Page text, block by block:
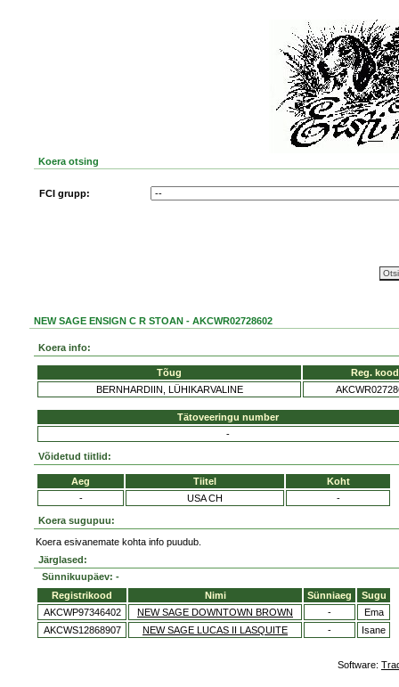
Koera otsing
FCI grupp:
NEW SAGE ENSIGN C R STOAN - AKCWR02728602
Koera info:
Tõug
Reg. kood
BERNHARDIIN, LÜHIKARVALINE
Tätoveeringu number
-
Võidetud tiitlid:
Aeg Tiitel
Koht
-
USA CH -
Koera sugupuu:
Koera esivanemate kohta info puudub.
Järglased:
Sünnikuupäev: -
Registrikood
Nimi Sünniaeg
Sugu
AKCWP97346402
NEW SAGE DOWNTOWN BROWN -
Ema
AKCWS12868907
NEW SAGE LUCAS II LASQUITE - Isane
Software: